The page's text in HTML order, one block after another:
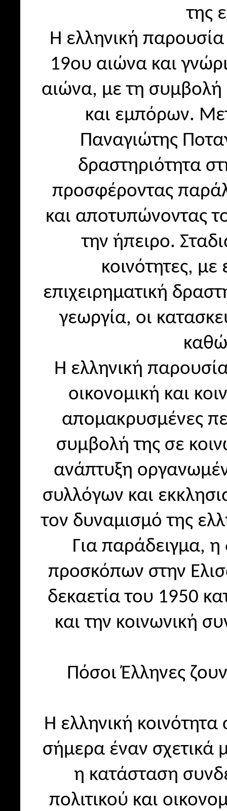
της
Η ελληνική
19ου αιώνα και
αιώνα, με τη συμβολή
και εμπόρων.
Παναγιώτης
δραστηριότητα
προσφέροντας
και αποτυπώνοντας
την ήπειρο.
κοινότητες, με
επιχειρηματική
γεωργία, οι
Η ελληνική
οικονομική και
απομακρυσμένες
συμβολή της σε
ανάπτυξη
συλλόγων και
τον δυναμισμό της
Για παράδειγμα, η
προσκόπων στην
δεκαετία του 1950
και την κοινωνική
Πόσοι Έλληνες
Η ελληνική
σήμερα έναν σχετικά
η κατάσταση
πολιτικού και